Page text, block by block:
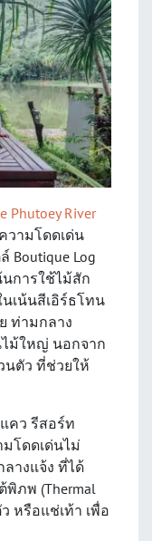
Phutoey River
ามโดดเด่น
Log
นการใช้ไม้สัก
เน้นสีเอิร์ธโทน
ท่ามกลาง
ม้ใหญ่ นอกจาก
นตัว ที่ช่วยให้
คว รีสอร์ท
มโดดเด่นไม่
างแจ้ง ที่ได้
ภพ (Thermal
หรือแช่เท้า เพื่อ